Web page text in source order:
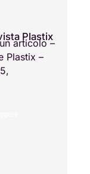
Plastix
articolo –
Plastix –